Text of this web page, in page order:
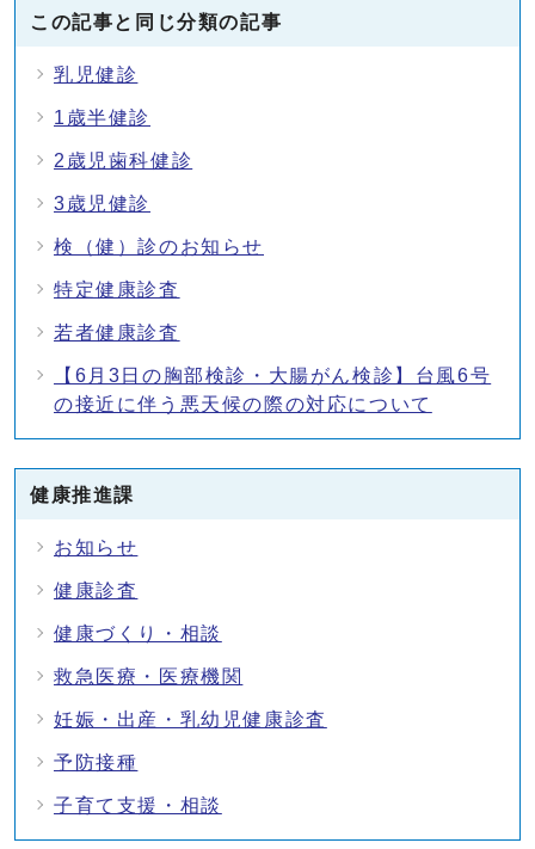
この記事と同じ分類の記事
乳児健診
1歳半健診
2歳児歯科健診
3歳児健診
検（健）診のお知らせ
特定健康診査
若者健康診査
【6月3日の胸部検診・大腸がん検診】台風6号
の接近に伴う悪天候の際の対応について
健康推進課
お知らせ
健康診査
健康づくり・相談
救急医療・医療機関
妊娠・出産・乳幼児健康診査
予防接種
子育て支援・相談